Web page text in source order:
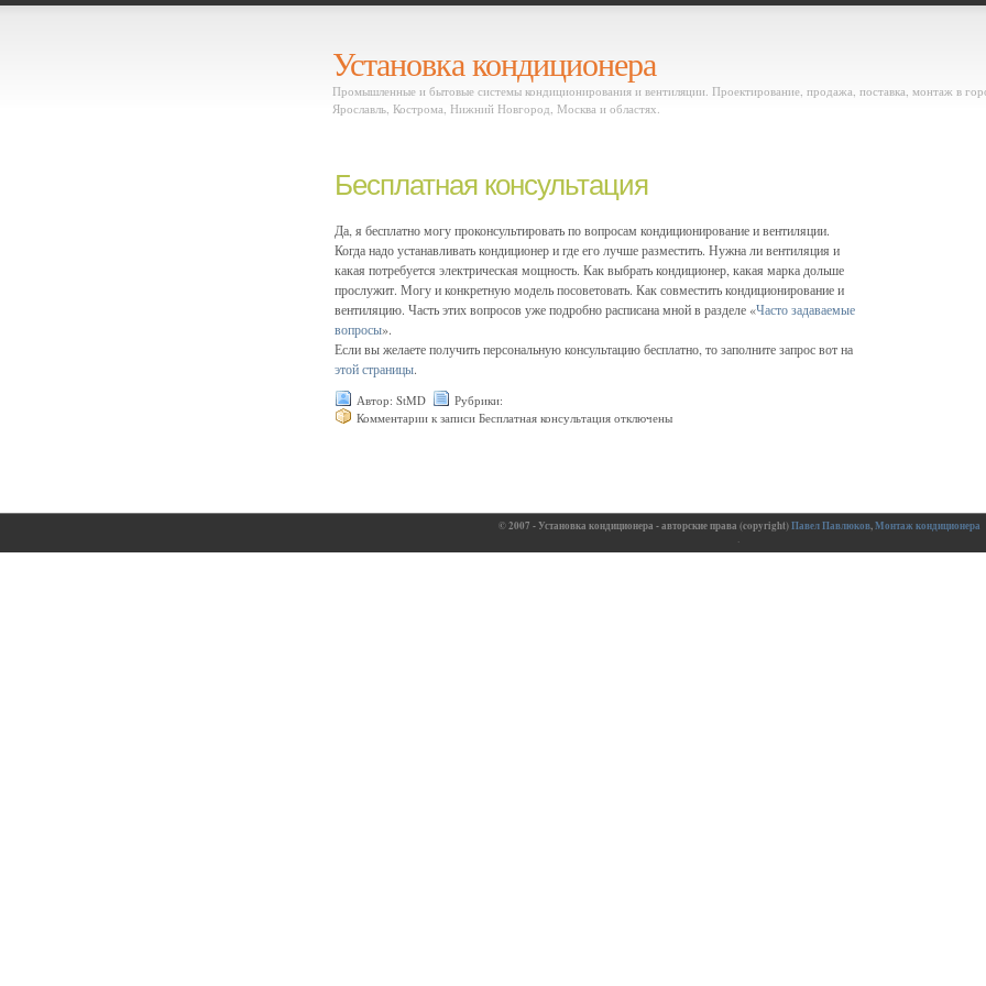
Установка кондиционера
Промышленные и бытовые системы кондиционирования и вентиляции. Проектирование, продажа, поставка, монтаж в
Ярославль, Кострома, Нижний Новгород, Москва и областях.
Бесплатная консультация
Да, я бесплатно могу проконсультировать по вопросам кондиционирование и вентиляции.
Когда надо устанавливать кондиционер и где его лучше разместить. Нужна ли вентиляция и
какая потребуется электрическая мощность. Как выбрать кондиционер, какая марка дольше
прослужит. Могу и конкретную модель посоветовать. Как совместить кондиционирование и
вентиляцию. Часть этих вопросов уже подробно расписана мной в разделе «Часто задаваемые
вопросы».
Если вы желаете получить персональную консультацию бесплатно, то заполните запрос вот на
этой страницы.
Автор: StMD
Рубрики:
Комментарии к записи Бесплатная консультация отключены
© 2007 - Установка кондиционера - авторские права (copyright)Павел Павлюков,Монтаж кондиционера
.